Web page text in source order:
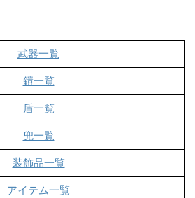
武器一覧
鎧一覧
盾一覧
兜一覧
装飾品一覧
アイテム一覧